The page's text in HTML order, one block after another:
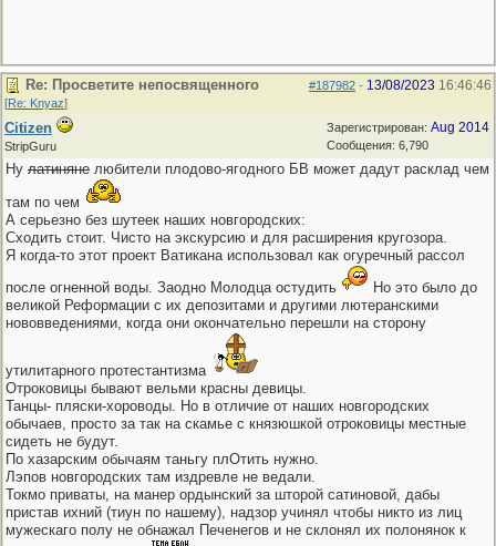
#187982 - 13/08/2023 16:46:46
Re: Просветите непосвященного
[Re: Knyaz]
Зарегистрирован: Aug 2014
Сообщения: 6,790
Citizen
StripGuru
Ну латиняне любители плодово-ягодного БВ может дадут расклад чем
там по чем
А серьезно без шутеек наших новгородских:
Сходить стоит. Чисто на экскурсию и для расширения кругозора.
Я когда-то этот проект Ватикана использовал как огуречный рассол
после огненной воды. Заодно Молодца остудить
Но это было до
великой Реформации с их депозитами и другими лютеранскими
нововведениями, когда они окончательно перешли на сторону
утилитарного протестантизма
Отроковицы бывают вельми красны девицы.
Танцы- пляски-хороводы. Но в отличие от наших новгородских
обычаев, просто за так на скамье с князюшкой отроковицы местные
сидеть не будут.
По хазарским обычаям таньгу плОтить нужно.
Лэпов новгородских там издревле не ведали.
Токмо приваты, на манер ордынский за шторой сатиновой, дабы
пристав ихний (тиун по нашему), надзор учинял чтобы никто из лиц
мужескаго полу не обнажал Печенегов и не склонял их полонянок к